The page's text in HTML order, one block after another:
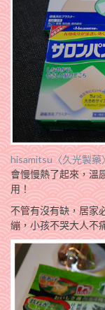
hisamitsu〈久光製藥
會慢慢熱了起來，溫
用！
不管有沒有缺，居家
繃，小孩不哭大人不